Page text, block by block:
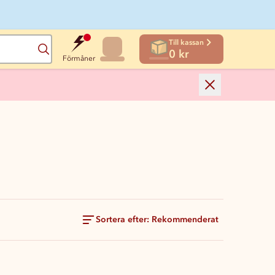
Sök
Förmåner
Till kassan
0 kr
Sortera efter: Rekommenderat